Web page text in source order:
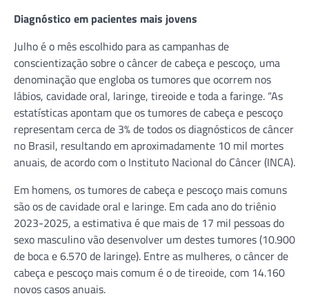
Diagnóstico em pacientes mais jovens
Julho é o mês escolhido para as campanhas de
conscientização sobre o câncer de cabeça e pescoço, uma
denominação que engloba os tumores que ocorrem nos
lábios, cavidade oral, laringe, tireoide e toda a faringe. “As
estatísticas apontam que os tumores de cabeça e pescoço
representam cerca de 3% de todos os diagnósticos de câncer
no Brasil, resultando em aproximadamente 10 mil mortes
anuais, de acordo com o Instituto Nacional do Câncer (INCA).
Em homens, os tumores de cabeça e pescoço mais comuns
são os de cavidade oral e laringe. Em cada ano do triênio
2023-2025, a estimativa é que mais de 17 mil pessoas do
sexo masculino vão desenvolver um destes tumores (10.900
de boca e 6.570 de laringe). Entre as mulheres, o câncer de
cabeça e pescoço mais comum é o de tireoide, com 14.160
novos casos anuais.